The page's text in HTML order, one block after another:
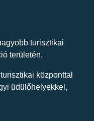
turisztikai
területén.
központtal
üdülőhelyekkel,